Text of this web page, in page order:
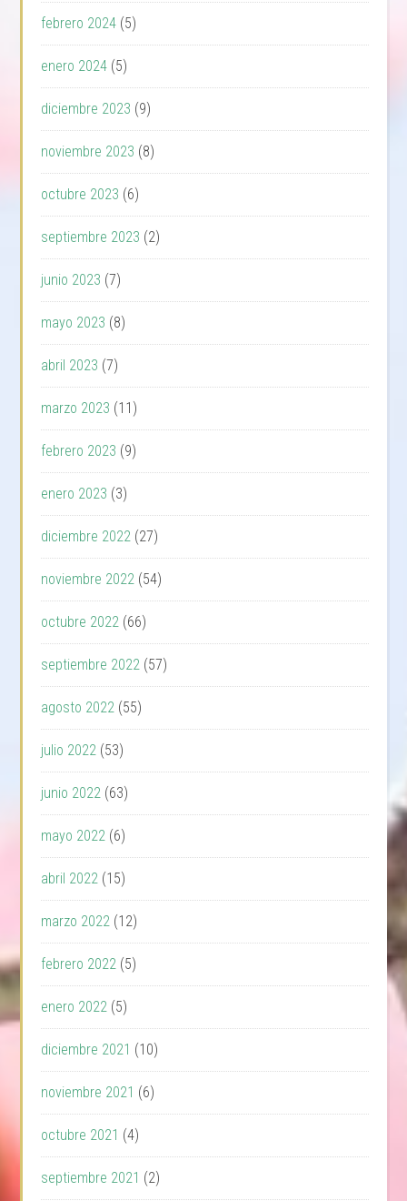
febrero 2024 (5)
enero 2024 (5)
diciembre 2023 (9)
noviembre 2023 (8)
octubre 2023 (6)
septiembre 2023 (2)
junio 2023 (7)
mayo 2023 (8)
abril 2023 (7)
marzo 2023 (11)
febrero 2023 (9)
enero 2023 (3)
diciembre 2022 (27)
noviembre 2022 (54)
octubre 2022 (66)
septiembre 2022 (57)
agosto 2022 (55)
julio 2022 (53)
junio 2022 (63)
mayo 2022 (6)
abril 2022 (15)
marzo 2022 (12)
febrero 2022 (5)
enero 2022 (5)
diciembre 2021 (10)
noviembre 2021 (6)
octubre 2021 (4)
septiembre 2021 (2)